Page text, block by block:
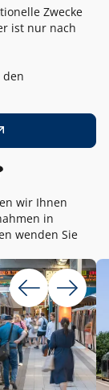
Zwecke
ist nur nach
den
wir Ihnen
in
wenden Sie